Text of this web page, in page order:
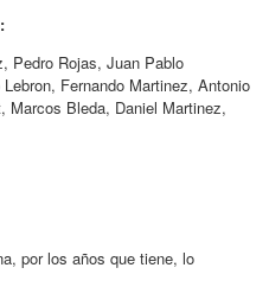
Pedro Rojas, Juan Pablo
Fernando Martinez, Antonio
Marcos Bleda, Daniel Martinez,
por los años que tiene, lo